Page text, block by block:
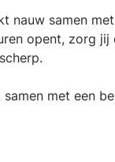
nauw samen
opent, zorg
met een